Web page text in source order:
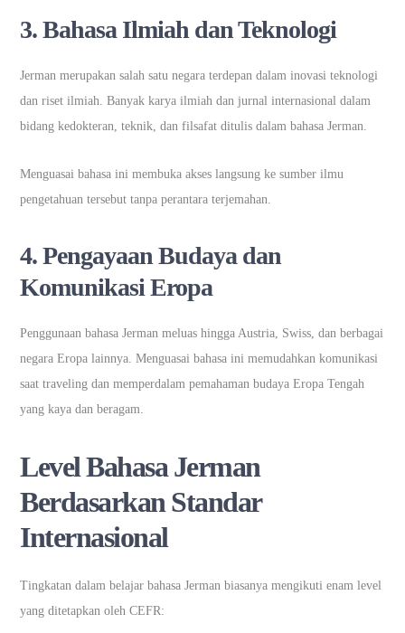
3. Bahasa Ilmiah dan Teknologi
Jerman merupakan salah satu negara terdepan dalam inovasi teknologi
dan riset ilmiah. Banyak karya ilmiah dan jurnal internasional dalam
bidang kedokteran, teknik, dan filsafat ditulis dalam bahasa Jerman.
Menguasai bahasa ini membuka akses langsung ke sumber ilmu
pengetahuan tersebut tanpa perantara terjemahan.
4. Pengayaan Budaya dan
Komunikasi Eropa
Penggunaan bahasa Jerman meluas hingga Austria, Swiss, dan berbagai
negara Eropa lainnya. Menguasai bahasa ini memudahkan komunikasi
saat traveling dan memperdalam pemahaman budaya Eropa Tengah
yang kaya dan beragam.
Level Bahasa Jerman
Berdasarkan Standar
Internasional
Tingkatan dalam belajar bahasa Jerman biasanya mengikuti enam level
yang ditetapkan oleh CEFR: